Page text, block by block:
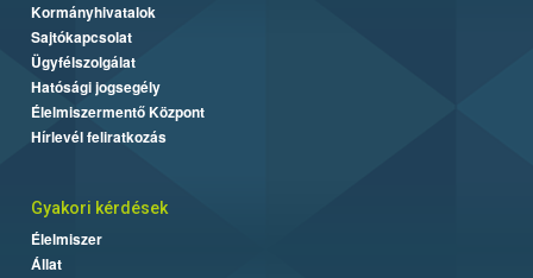
Kormányhivatalok
Sajtókapcsolat
Ügyfélszolgálat
Hatósági jogsegély
Élelmiszermentő Központ
Hírlevél feliratkozás
Gyakori kérdések
Élelmiszer
Állat